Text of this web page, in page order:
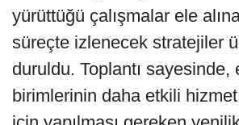
yürüttüğü çalışmalar ele
süreçte izlenecek stratejiler
duruldu. Toplantı sayesinde,
birimlerinin daha etkili